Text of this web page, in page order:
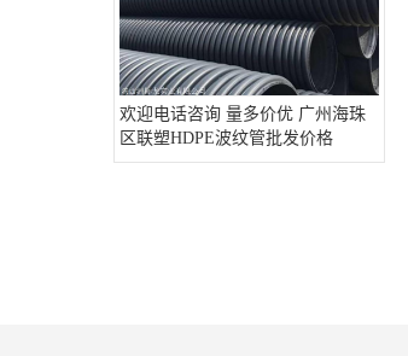
欢迎电话咨询 量多价优 广州海珠
区联塑HDPE波纹管批发价格